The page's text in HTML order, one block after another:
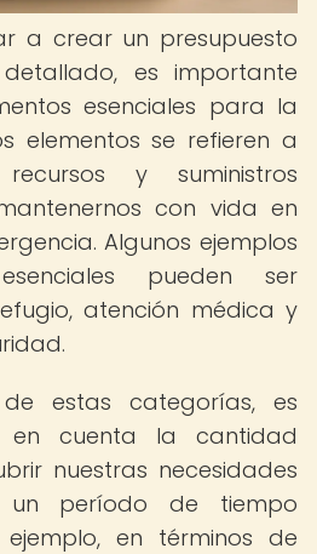
a crear un presupuesto
es importante
esenciales para la
elementos se refieren a
y suministros
con vida en
Algunos ejemplos
pueden ser
atención médica y
estas categorías, es
en cuenta la cantidad
nuestras necesidades
un período de tiempo
en términos de